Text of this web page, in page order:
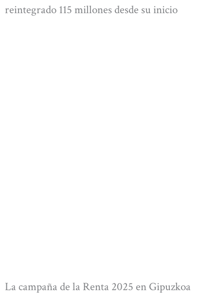
reintegrado 115 millones desde su inicio
La campaña de la Renta 2025 en Gipuzkoa